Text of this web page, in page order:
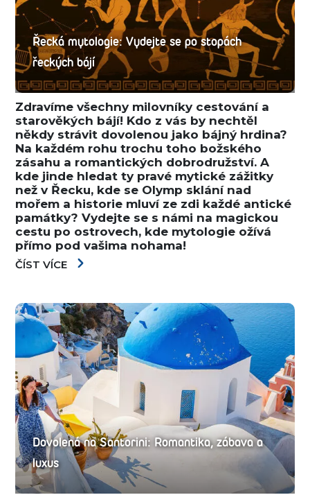
Řecká mytologie: Vydejte se po stopách
řeckých bájí
Zdravíme všechny milovníky cestování a
starověkých bájí! Kdo z vás by nechtěl
někdy strávit dovolenou jako bájný hrdina?
Na každém rohu trochu toho božského
zásahu a romantických dobrodružství. A
kde jinde hledat ty pravé mytické zážitky
než v Řecku, kde se Olymp sklání nad
mořem a historie mluví ze zdi každé antické
památky? Vydejte se s námi na magickou
cestu po ostrovech, kde mytologie ožívá
přímo pod vašima nohama!
ČÍST VÍCE
Dovolená na Santorini: Romantika, zábava a
luxus